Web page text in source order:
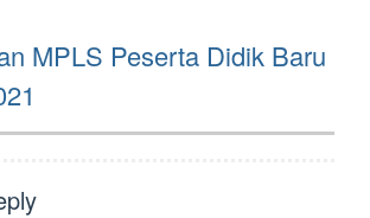
MPLS Peserta Didik Baru